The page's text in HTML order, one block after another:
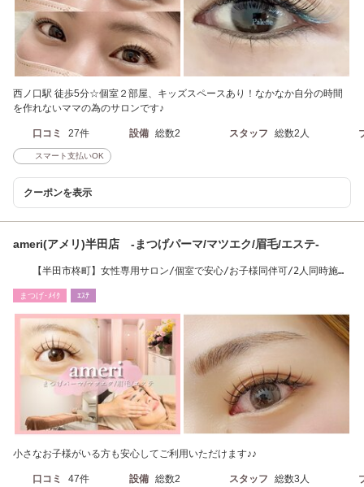
西ノ口駅 徒歩5分☆個室２部屋、キッズスペースあり！なかなか自分の時間
を作れないママの為のサロンです♪
口コミ 27件 設備 総数2 スタッフ 総数2人
スマート支払いOK
クーポンを表示
ameri(アメリ)半田店 -まつげパーマ/マツエク/眉毛/エステ-
【半田市柊町】女性専用サロン/個室で安心/お子様同伴可/2人同時施術
まつげ･ﾒｲｸ ｴｽﾃ
小さなお子様がいる方も安心してご利用いただけます♪♪
口コミ 47件 設備 総数2 スタッフ 総数3人